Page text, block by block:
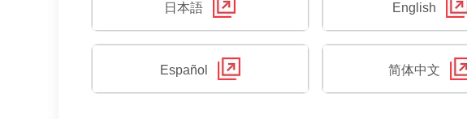
日本語 English
Español 简体中文